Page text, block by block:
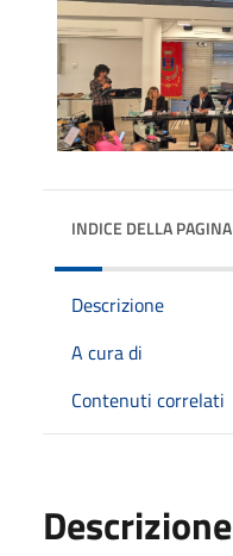
INDICE DELLA PAGINA
Descrizione
A cura di
Contenuti correlati
Descrizione